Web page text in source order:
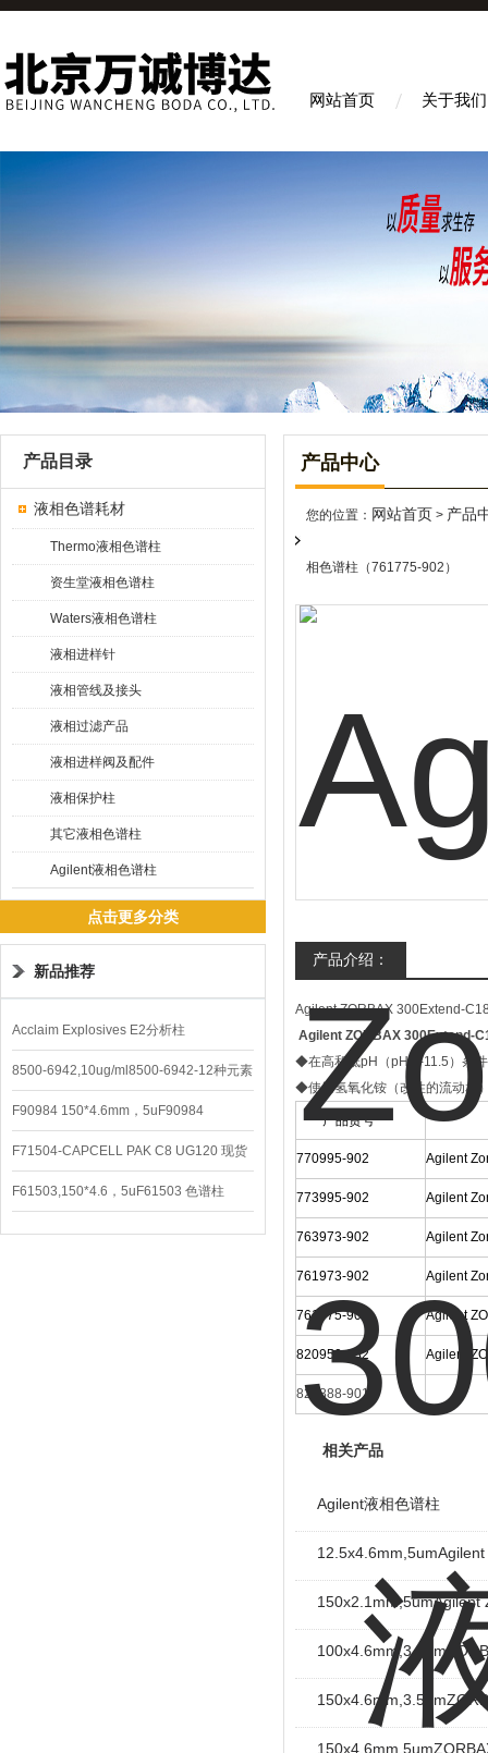
网站首页 关于我们
产品目录
液相色谱耗材
Thermo液相色谱柱
资生堂液相色谱柱
Waters液相色谱柱
液相进样针
液相管线及接头
液相过滤产品
液相进样阀及配件
液相保护柱
其它液相色谱柱
Agilent液相色谱柱
点击更多分类
新品推荐
Acclaim Explosives E2分析柱
8500-6942,10ug/ml8500-6942-12种元素
混合校准液
F90984 150*4.6mm，5uF90984
CAPCELL PAK C8 DD （S-5）
F71504-CAPCELL PAK C8 UG120 现货
3600/支
F61503,150*4.6，5uF61503 色谱柱
CAPCELL PAK C18 UG120
产品中心
您的位置： 网站首页 > 产品
相色谱柱（761775-902）
产品介绍：
Agilent ZORBAX 300Extend-
Agilent ZORBAX 300Extend-
◆在高和低pH（pH 2-11.5
◆使用氢氧化铵（改性的流动相
产品货号
770995-902 Agilent
773995-902 Agilent
763973-902 Agilent
761973-902 Agilent
761775-902 Agilent
820950-932 Agilent
820888-901
相关产品
Agilent液相色谱柱
150x2.1mm,5umAgilent